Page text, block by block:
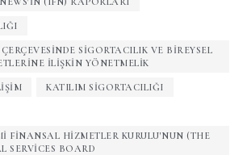
SIGORTACILIK VE BIREYSEL
İLIŞKIN YÖNETMELIK
KATILIM SIGORTACILIĞI
FINANSAL HIZMETLER KURULU'NUN (THE
SERVICES BOARD